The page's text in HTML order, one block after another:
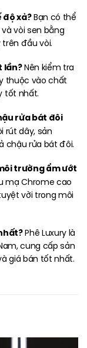
độ xả?Bạn có thể
vòi sen bằng
đầu vòi.
lần?Nên kiểm tra
thuộc vào chất
tốt nhất.
rửa bát đôi
rút dây, sản
chậu rửa bát đôi.
trường ẩm ướt
mạ Chrome cao
vời trong môi
Phê Luxury là
cung cấp sản
giá bán tốt nhất.